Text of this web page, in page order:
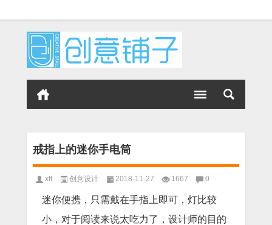
戒指上的迷你手电筒
xtt 创意设计 2018-11-27 1667 0
迷你便携，只需戴在手指上即可，灯比较
小，对于阅读来说太吃力了，设计师的目的